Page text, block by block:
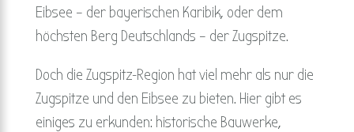
Eibsee – der bayerischen Karibik, oder dem
höchsten Berg Deutschlands – der Zugspitze.
Doch die Zugspitz-Region hat viel mehr als nur die
Zugspitze und den Eibsee zu bieten. Hier gibt es
einiges zu erkunden: historische Bauwerke,